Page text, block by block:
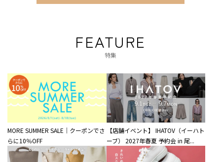
FEATURE
特集
MORE SUMMER SALE｜クーポンでさ
らに10％OFF
【店舗イベント】 IHATOV（イーハト
ーブ） 2027年春夏 予約会 in 尾...